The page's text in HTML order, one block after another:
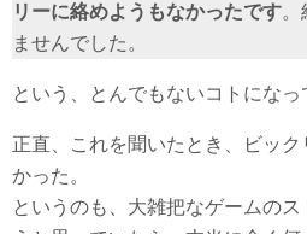
リーに絡めようもなかったです。
ませんでした。
という、とんでもないコトになっ
正直、これを聞いたとき、ビッ
かった。
というのも、大雑把なゲームの